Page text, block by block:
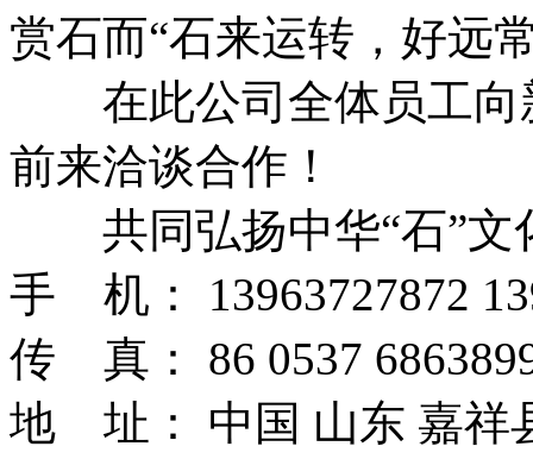
赏石而“石来运转，好远
在此公司全体员工向
前来洽谈合作！
共同弘扬中华“石”文
手 机： 13963727872
传 真： 86 0537
地 址： 中国 山东 嘉祥